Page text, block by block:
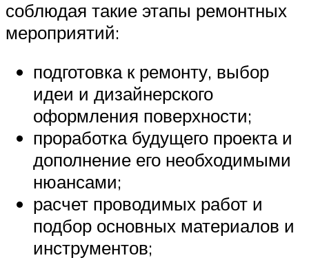
соблюдая такие этапы ремонтных
мероприятий:
подготовка к ремонту, выбор
идеи и дизайнерского
оформления поверхности;
проработка будущего проекта и
дополнение его необходимыми
нюансами;
расчет проводимых работ и
подбор основных материалов и
инструментов;